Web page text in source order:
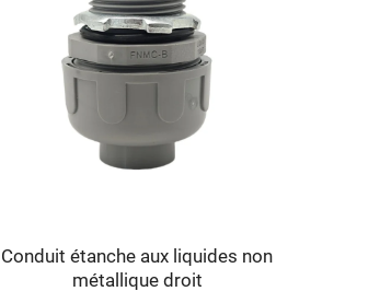
Conduit étanche aux liquides non
métallique droit